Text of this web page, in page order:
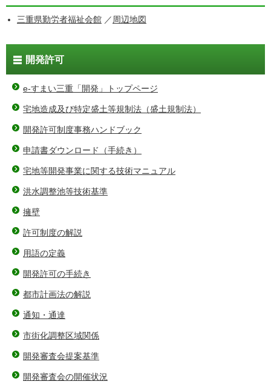
三重県勤労者福祉会館 ／ 周辺地図
開発許可
e-すまい三重「開発」トップページ
宅地造成及び特定盛土等規制法（盛土規制法）
開発許可制度事務ハンドブック
申請書ダウンロード（手続き）
宅地等開発事業に関する技術マニュアル
洪水調整池等技術基準
擁壁
許可制度の解説
用語の定義
開発許可の手続き
都市計画法の解説
通知・通達
市街化調整区域関係
開発審査会提案基準
開発審査会の開催状況